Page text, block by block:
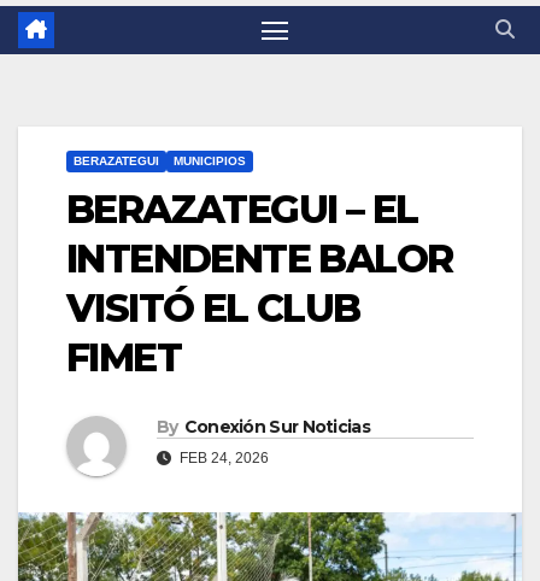
BERAZATEGUI MUNICIPIOS
BERAZATEGUI – EL
INTENDENTE BALOR
VISITÓ EL CLUB
FIMET
By Conexión Sur Noticias
FEB 24, 2026